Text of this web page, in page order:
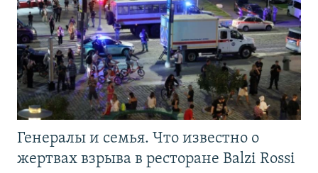
Генералы и семья. Что известно о
жертвах взрыва в ресторане Balzi Rossi